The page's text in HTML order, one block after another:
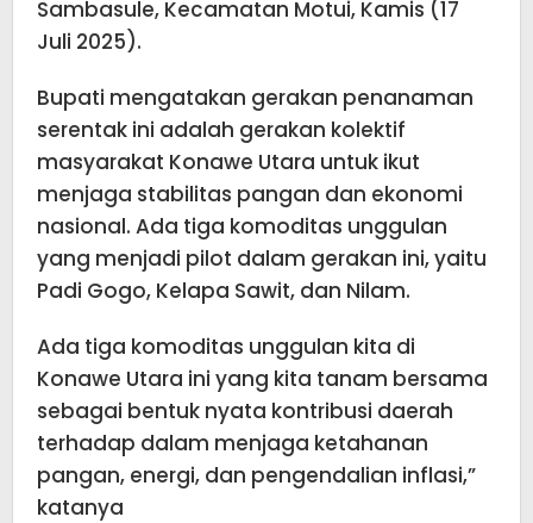
Sambasule, Kecamatan Motui, Kamis (17
Juli 2025).
Bupati mengatakan gerakan penanaman
serentak ini adalah gerakan kolektif
masyarakat Konawe Utara untuk ikut
menjaga stabilitas pangan dan ekonomi
nasional. Ada tiga komoditas unggulan
yang menjadi pilot dalam gerakan ini, yaitu
Padi Gogo, Kelapa Sawit, dan Nilam.
Ada tiga komoditas unggulan kita di
Konawe Utara ini yang kita tanam bersama
sebagai bentuk nyata kontribusi daerah
terhadap dalam menjaga ketahanan
pangan, energi, dan pengendalian inflasi,”
katanya